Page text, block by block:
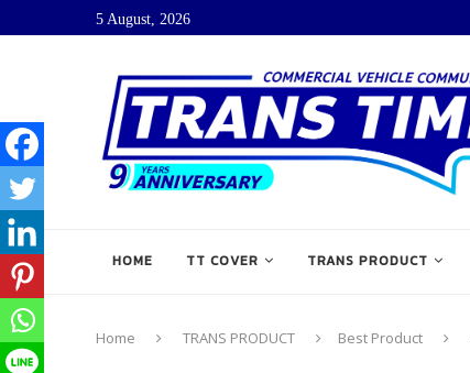
5 August, 2026
HOME TT COVER TRANS PRODUCT
Home TRANS PRODUCT Best Product